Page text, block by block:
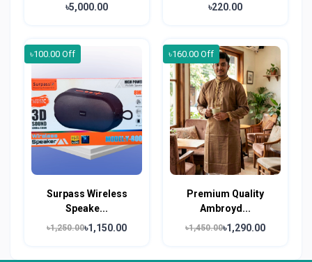
৳5,000.00
৳220.00
৳100.00 Off
Surpass Wireless
Speake...
৳1,250.00৳1,150.00
৳160.00 Off
Premium Quality
Ambroyd...
৳1,450.00৳1,290.00